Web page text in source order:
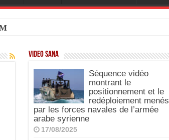
Video SANA
Séquence vidéo
montrant le
positionnement et le
redéploiement menés
par les forces navales de l’armée
arabe syrienne
17/08/2025